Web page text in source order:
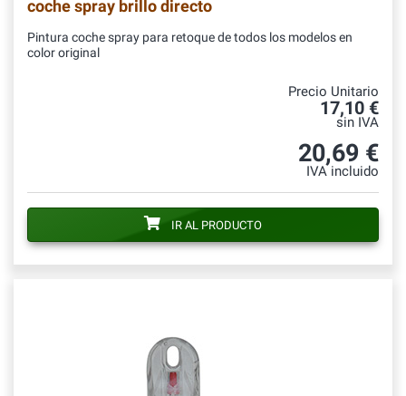
coche spray brillo directo
Pintura coche spray para retoque de todos los modelos en
color original
Precio Unitario
17,10 €
sin IVA
20,69 €
IVA incluido
IR AL PRODUCTO